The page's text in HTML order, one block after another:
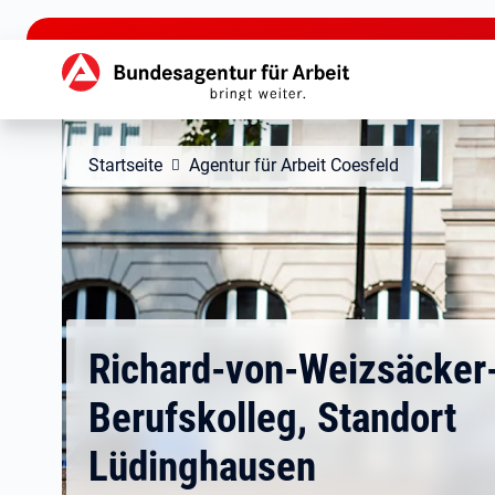
zu den Hauptinhalten springen
Hauptnavigation
Startseite Agentur für Arbeit Coesfeld
Richard-von-
Berufskolleg, Standort
Lüdinghausen